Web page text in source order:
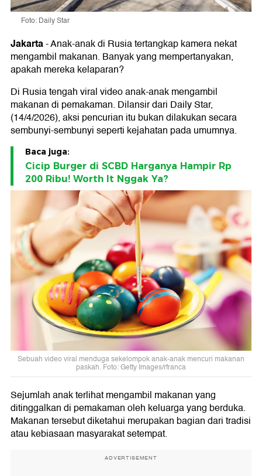
Foto: Daily Star
Jakarta-Anak-anak di Rusia tertangkap kamera nekat
mengambil makanan. Banyak yang mempertanyakan,
apakah mereka kelaparan?
Di Rusia tengah viral video anak-anak mengambil
makanan di pemakaman. Dilansir dari Daily Star,
(14/4/2026), aksi pencurian itu bukan dilakukan secara
sembunyi-sembunyi seperti kejahatan pada umumnya.
Baca juga:
Cicip Burger di SCBD Harganya Hampir Rp
200 Ribu! Worth It Nggak Ya?
Sebuah video viral menduga sekelompok anak-anak mencuri makanan
paskah. Foto: Getty Images/rfranca
Sejumlah anak terlihat mengambil makanan yang
ditinggalkan di pemakaman oleh keluarga yang berduka.
Makanan tersebut diketahui merupakan bagian dari tradisi
atau kebiasaan masyarakat setempat.
ADVERTISEMENT